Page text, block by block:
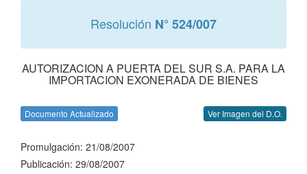
Resolución N° 524/007
AUTORIZACION A PUERTA DEL SUR S.A. PARA LA
IMPORTACION EXONERADA DE BIENES
Documento Actualizado Ver Imagen del D.O.
Promulgación: 21/08/2007
Publicación: 29/08/2007